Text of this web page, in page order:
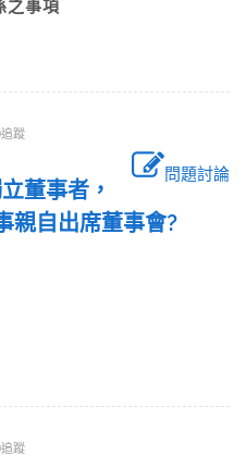
之事項
蹤
問題討論
董事者，
親自出席董事會?
蹤